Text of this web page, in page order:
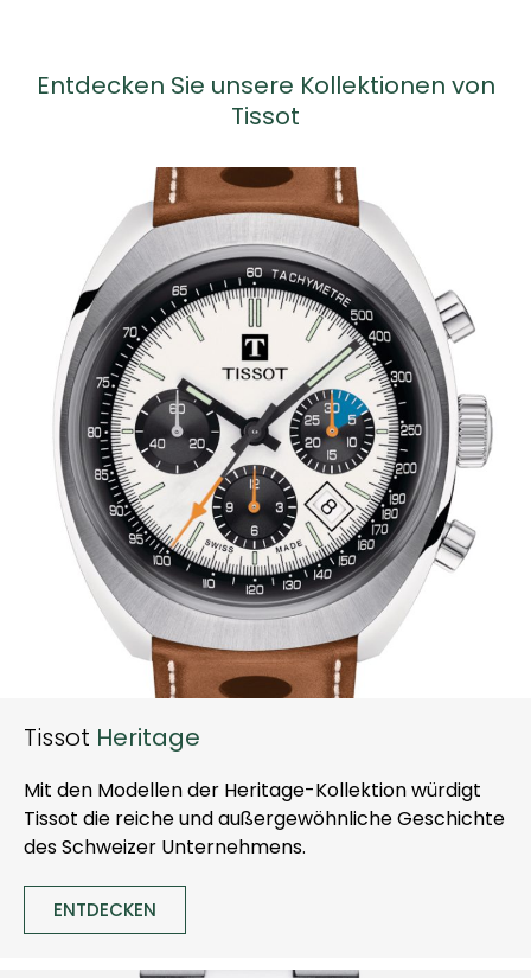
Entdecken Sie unsere Kollektionen von
Tissot
Tissot Heritage
Mit den Modellen der Heritage-Kollektion würdigt
Tissot die reiche und außergewöhnliche Geschichte
des Schweizer Unternehmens.
ENTDECKEN